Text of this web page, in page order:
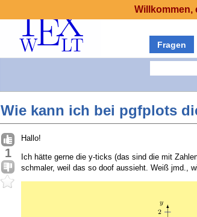
Fragen
Wie kann ich bei pgfplots
1
Hallo!
Ich hätte gerne die y-ticks (das sind die mit
schmaler, weil das so doof aussieht. Weiß jmd.,
Willkommen,